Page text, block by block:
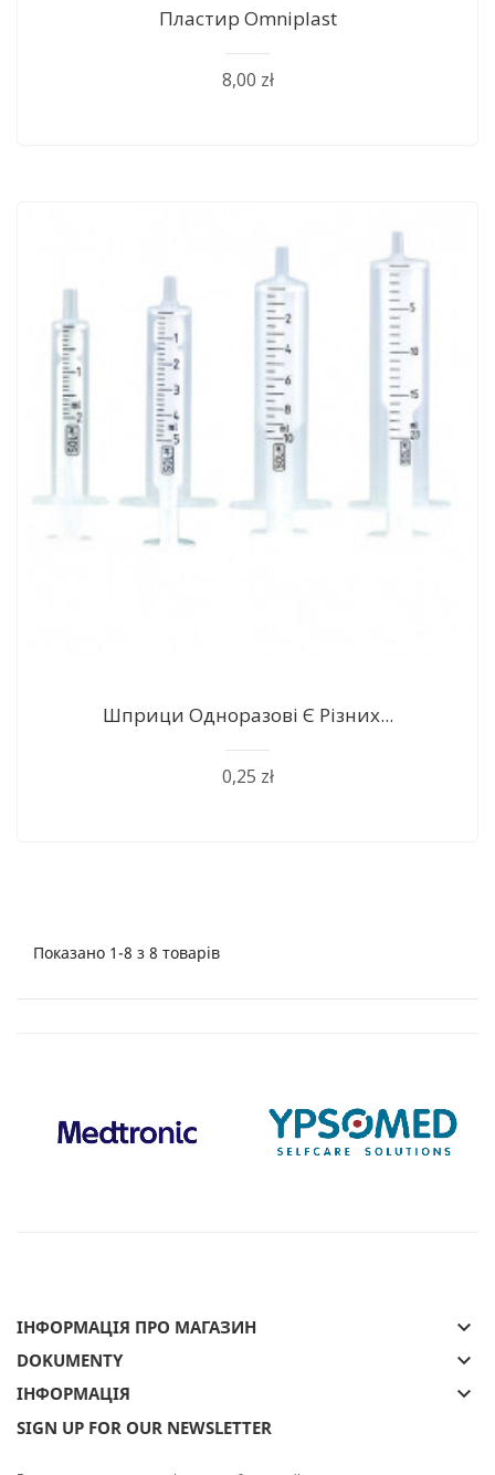
Пластир Оmniplast
8,00 zł
Шприци Одноразові Є Різних...
0,25 zł
Показано 1-8 з 8 товарів
ІНФОРМАЦІЯ ПРО МАГАЗИН keyboard_arrow_down
DOKUMENTY keyboard_arrow_down
ІНФОРМАЦІЯ keyboard_arrow_down
SIGN UP FOR OUR NEWSLETTER